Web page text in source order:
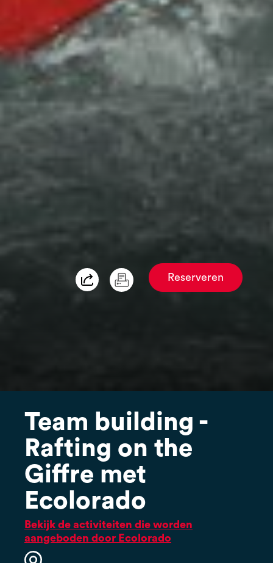
Reserveren
Team building -
Rafting on the
Giffre met
Ecolorado
Bekijk de activiteiten die worden
aangeboden door Ecolorado